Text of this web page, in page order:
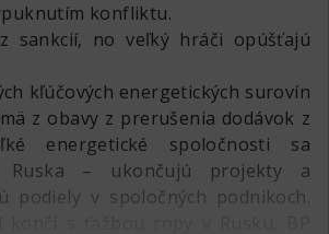
konfliktu.
sankcií, no veľký hráči opúšťajú
kľúčových energetických surovín
z obavy z prerušenia dodávok z
energetické spoločnosti sa
– ukončujú projekty a
podiely v spoločných podnikoch.